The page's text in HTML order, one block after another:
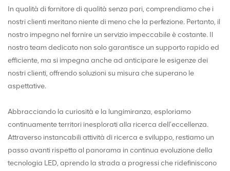
In qualità di fornitore di qualità senza pari, comprendiamo che i
nostri clienti meritano niente di meno che la perfezione. Pertanto, il
nostro impegno nel fornire un servizio impeccabile è costante. Il
nostro team dedicato non solo garantisce un supporto rapido ed
efficiente, ma si impegna anche ad anticipare le esigenze dei
nostri clienti, offrendo soluzioni su misura che superano le
aspettative.
Abbracciando la curiosità e la lungimiranza, esploriamo
continuamente territori inesplorati alla ricerca dell'eccellenza.
Attraverso instancabili attività di ricerca e sviluppo, restiamo un
passo avanti rispetto al panorama in continua evoluzione della
tecnologia LED, aprendo la strada a progressi che ridefiniscono